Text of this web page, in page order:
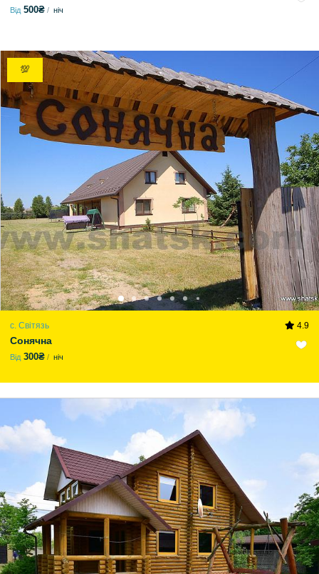
Від 500₴ ніч
💯
с. Світязь 4.9
Сонячна
Від 300₴ ніч